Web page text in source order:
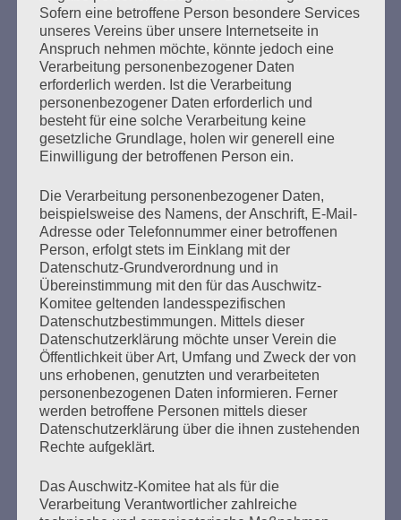
MARATHONLESUNG AUS DEN
VERBRANNTEN BÜCHERN
Donnerstag, 21. Mai 2026, 11 – 18 Uhr
Zum 26. Mal gibt es eine Marathonlesung anlässlich
des Gedenkens an die Verbrennung von Büchern am
Kaifu-Ufer – genau an dem Ort, wo im Mai 1933 NS-
Studentenorganisationen und Burschenschaftler
Bücher verbrannten.
Weitere Informationen: lesezeichen-setzen.de
Sofern eine betroffene Person besondere Services
unseres Vereins über unsere Internetseite in
Anspruch nehmen möchte, könnte jedoch eine
Verarbeitung personenbezogener Daten
erforderlich werden. Ist die Verarbeitung
personenbezogener Daten erforderlich und
besteht für eine solche Verarbeitung keine
gesetzliche Grundlage, holen wir generell eine
Einwilligung der betroffenen Person ein.
Die Verarbeitung personenbezogener Daten,
beispielsweise des Namens, der Anschrift, E-Mail-
Adresse oder Telefonnummer einer betroffenen
Person, erfolgt stets im Einklang mit der
Datenschutz-Grundverordnung und in
Übereinstimmung mit den für das Auschwitz-
Komitee geltenden landesspezifischen
Datenschutzbestimmungen. Mittels dieser
Datenschutzerklärung möchte unser Verein die
Öffentlichkeit über Art, Umfang und Zweck der von
uns erhobenen, genutzten und verarbeiteten
personenbezogenen Daten informieren. Ferner
werden betroffene Personen mittels dieser
Datenschutzerklärung über die ihnen zustehenden
Rechte aufgeklärt.
Das Auschwitz-Komitee hat als für die
Verarbeitung Verantwortlicher zahlreiche